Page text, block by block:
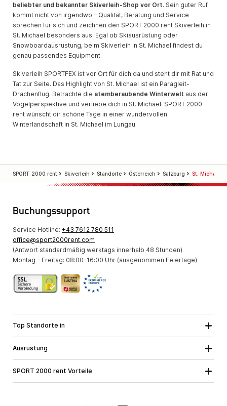
beliebter und bekannter Skiverleih-Shop vor Ort. Sein guter Ruf
kommt nicht von irgendwo – Qualität, Beratung und Service
sprechen für sich und zeichnen den SPORT 2000 rent Skiverleih in
St. Michael besonders aus. Egal ob Skiausrüstung oder
Snowboardausrüstung, beim Skiverleih in St. Michael findest du
genau passendes Equipment.
Skiverleih SPORTFEX ist vor Ort für dich da und steht dir mit Rat und
Tat zur Seite. Das Highlight von St. Michael ist ein Paragleit-
Drachenflug. Betrachte die atemberaubende Winterwelt aus der
Vogelperspektive und verliebe dich in St. Michael. SPORT 2000
rent wünscht dir schöne Tage in einer wundervollen
Winterlandschaft in St. Michael im Lungau.
SPORT 2000 rent Skiverleih Standorte Österreich Salzburg St. Michael
Buchungssupport
Service Hotline: +43 7612 780 511
office@sport2000rent.com
(Antwort standardmäßig werktags innerhalb 48 Stunden)
Montag - Freitag: 08:00-16:00 Uhr (ausgenommen Feiertage)
Top Standorte in
Steiermark
Vorarlberg
Ausrüstung
SPORT 2000 rent Vorteile